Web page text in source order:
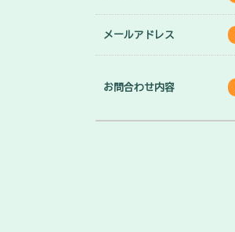
メールアドレス
お問合わせ内容